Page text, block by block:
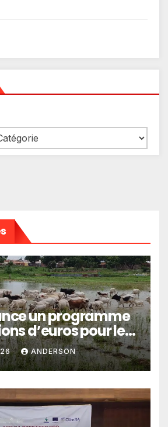
un programme
d’euros pour le
ANDERSON